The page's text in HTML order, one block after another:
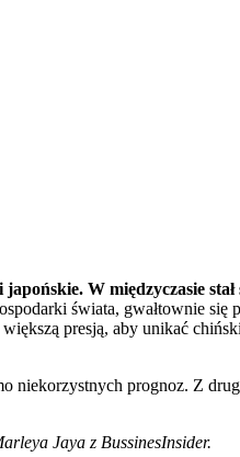
W międzyczasie
świata, gwałtownie się
presją, aby unikać
niekorzystnych prognoz. Z
Jaya z BussinesInsider.